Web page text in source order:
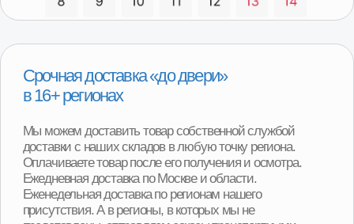
Программа утилизации
При покупке детали вы можете получить скидку
от 2000р до 8000р за сдачу вашего Б/У агрегата.